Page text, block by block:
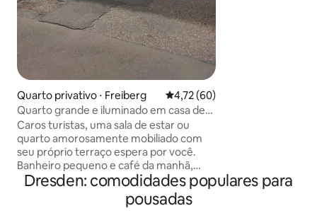
Quarto privativo ⋅ Freiberg 4,72 de uma avaliação média
4,72 (60)
Quarto grande e iluminado em casa de
200 anos
Caros turistas, uma sala de estar ou
quarto amorosamente mobiliado com
seu próprio terraço espera por você.
Banheiro pequeno e café da manhã,
quarto. É muito silencioso, pois só Ralph,
a mãe e o gato Smoky moram conosco.
Você pode usar o jardim para café da
Dresden: comodidades populares para
pousadas